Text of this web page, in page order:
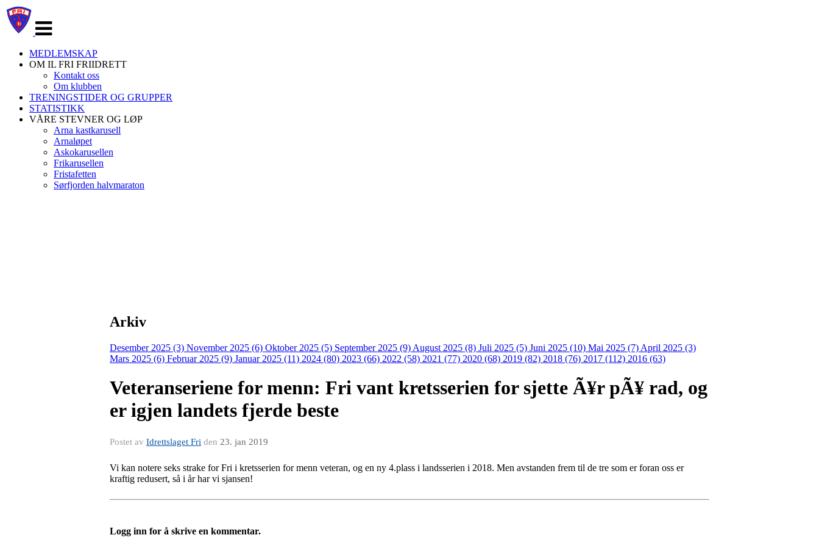
navigasjon
MEDLEMSKAP
OM IL FRI FRIIDRETT
Kontakt oss
Om klubben
TRENINGSTIDER OG GRUPPER
STATISTIKK
VÅRE STEVNER OG LØP
Arna kastkarusell
Arnaløpet
Askokarusellen
Frikarusellen
Fristafetten
Sørfjorden halvmaraton
Arkiv
Desember 2025 (3) November 2025 (6) Oktober 2025 (5) September 2025 (9) August 2025 (8) Juli 2025 (5) Juni 2025 (10) Mai 2025 (7) April 2025 (3)
Mars 2025 (6) Februar 2025 (9) Januar 2025 (11) 2024 (80) 2023 (66) 2022 (58) 2021 (77) 2020 (68) 2019 (82) 2018 (76) 2017 (112) 2016 (63)
Veteranseriene for menn: Fri vant kretsserien for sjette Ã¥r pÃ¥ rad, og
er igjen landets fjerde beste
Postet av Idrettslaget Fri den 23. jan 2019
Vi kan notere seks strake for Fri i kretsserien for menn veteran, og en ny 4.plass i landsserien i 2018. Men avstanden frem til de tre som er foran oss er
kraftig redusert, så i år har vi sjansen!
Logg inn for å skrive en kommentar.